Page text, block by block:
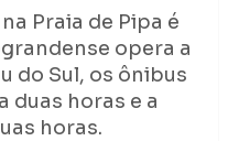
Praia de Pipa é
opera a
do Sul, os ônibus
duas horas e a
horas.